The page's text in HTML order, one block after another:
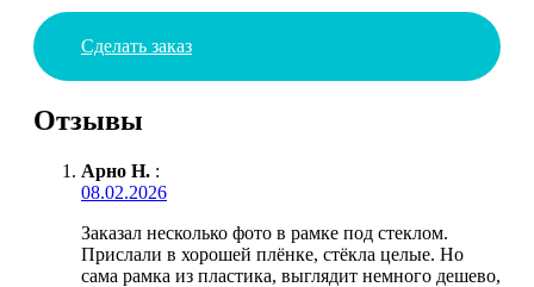
Сделать заказ
Отзывы
Арно Н. :
08.02.2026
Заказал несколько фото в рамке под стеклом.
Прислали в хорошей плёнке, стёкла целые. Но
сама рамка из пластика, выглядит немного дешево,